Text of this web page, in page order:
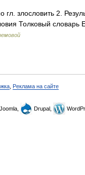
злословить 2.
Толковый
Реклама на сайте
Joomla, Drupal,